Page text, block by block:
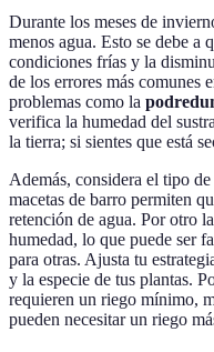
Durante los meses de
menos agua. Esto se debe a
condiciones frías y la
de los errores más comunes
problemas como la
verifica la humedad del
la tierra; si sientes que está
Además, considera el tipo
macetas de barro permiten
retención de agua. Por otro
humedad, lo que puede ser
para otras. Ajusta tu
y la especie de tus plantas.
requieren un riego mínimo,
pueden necesitar un riego